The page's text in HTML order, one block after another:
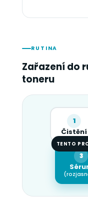
RUTINA
Zařazení do
toneru
1
Čistění
3
TENTO